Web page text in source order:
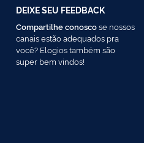
DEIXE SEU FEEDBACK
Compartilhe conoscose nossos
canais estão adequados pra
você? Elogios também são
super bem vindos!